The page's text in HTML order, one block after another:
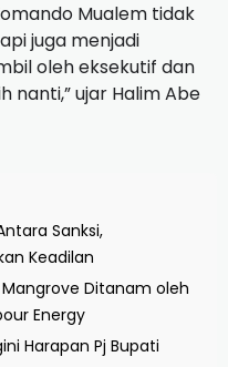
Mualem tidak
juga menjadi
oleh eksekutif dan
nanti,” ujar Halim Abe
Sanksi,
Keadilan
Ditanam oleh
Energy
Harapan Pj Bupati